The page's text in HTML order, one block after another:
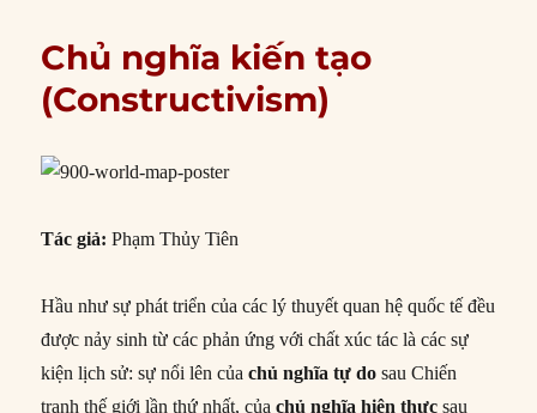
Chủ nghĩa kiến tạo
(Constructivism)
Tác giả: Phạm Thủy Tiên
Hầu như sự phát triển của các lý thuyết quan hệ quốc tế đều
được nảy sinh từ các phản ứng với chất xúc tác là các sự
kiện lịch sử: sự nổi lên củachủ nghĩa tự do sau Chiến
tranh thế giới lần thứ nhất, củachủ nghĩa hiện thực sau